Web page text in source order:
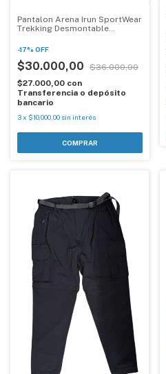
Pantalon Arena Irun SportWear
Trekking Desmontable
-17% OFF
$30.000,00
$36.000,00
$27.000,00 con
Transferencia o depósito
bancario
3x $10.000,00 sin interés
COMPRAR